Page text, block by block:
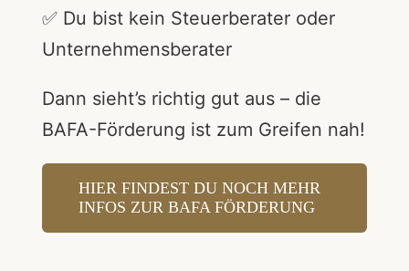
✅ Du bist kein Steuerberater oder
Unternehmensberater
Dann sieht’s richtig gut aus – die
BAFA-Förderung ist zum Greifen nah!
HIER FINDEST DU NOCH MEHR
INFOS ZUR BAFA FÖRDERUNG